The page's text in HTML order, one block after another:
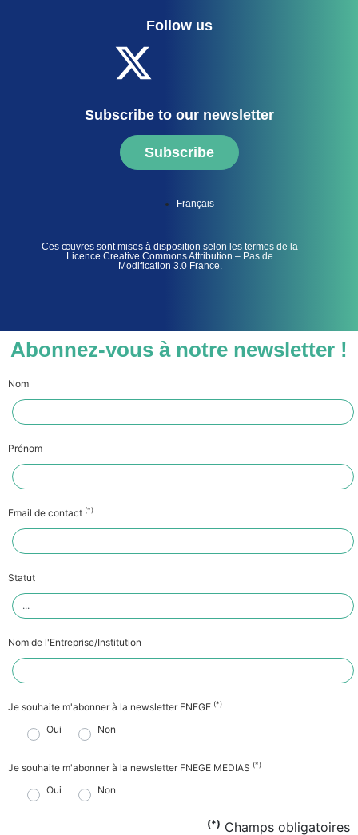
Follow us
Subscribe to our newsletter
Subscribe
Français
Ces œuvres sont mises à disposition selon les termes de la
Licence Creative Commons Attribution – Pas de
Modification 3.0 France.
Abonnez-vous à notre newsletter !
Nom
Prénom
Email de contact (*)
Statut
Nom de l'Entreprise/Institution
Je souhaite m'abonner à la newsletter FNEGE (*)
Oui Non
Je souhaite m'abonner à la newsletter FNEGE MEDIAS (*)
Oui Non
(*) Champs obligatoires